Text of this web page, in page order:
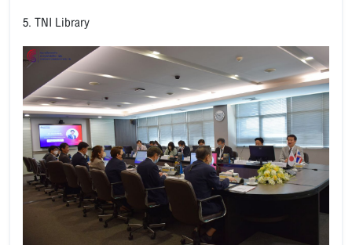
5. TNI Library